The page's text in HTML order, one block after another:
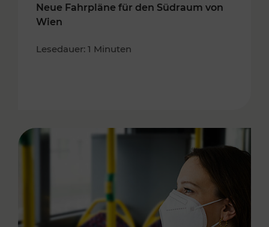
Neue Fahrpläne für den Südraum von
Wien
Lesedauer: 1 Minuten